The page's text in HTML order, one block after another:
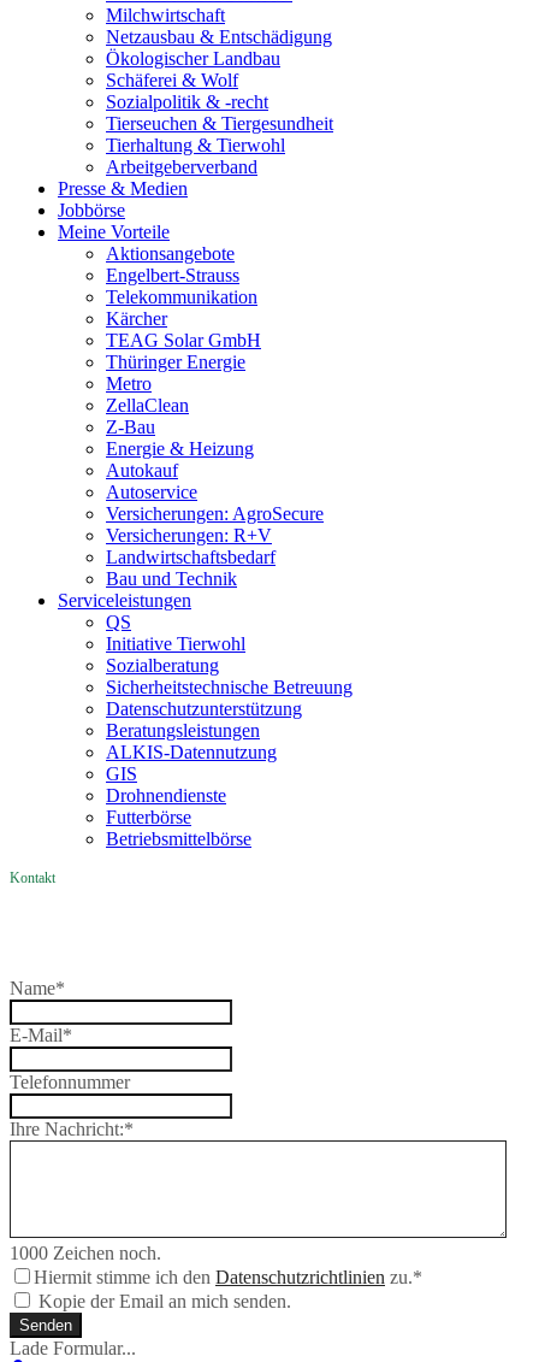
Milchwirtschaft
Netzausbau & Entschädigung
Ökologischer Landbau
Schäferei & Wolf
Sozialpolitik & -recht
Tierseuchen & Tiergesundheit
Tierhaltung & Tierwohl
Arbeitgeberverband
Presse & Medien
Jobbörse
Meine Vorteile
Aktionsangebote
Engelbert-Strauss
Telekommunikation
Kärcher
TEAG Solar GmbH
Thüringer Energie
Metro
ZellaClean
Z-Bau
Energie & Heizung
Autokauf
Autoservice
Versicherungen: AgroSecure
Versicherungen: R+V
Landwirtschaftsbedarf
Bau und Technik
Service­­leistungen
QS
Initiative Tierwohl
Sozialberatung
Sicherheitstechnische Betreuung
Datenschutzunterstützung
Beratungsleistungen
ALKIS-Datennutzung
GIS
Drohnendienste
Futterbörse
Betriebsmittelbörse
Kontakt
Name*
E-Mail*
Telefonnummer
Ihre Nachricht:*
1000 Zeichen noch.
Hiermit stimme ich den Datenschutzrichtlinien zu.*
Kopie der Email an mich senden.
Senden
Lade Formular...